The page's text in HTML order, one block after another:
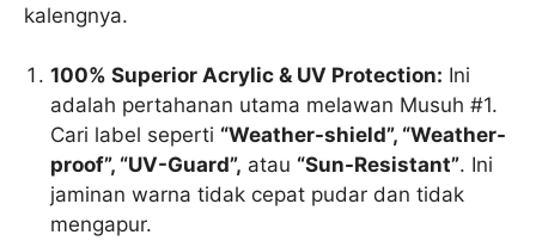
kalengnya.
100% Superior Acrylic & UV Protection: Ini
adalah pertahanan utama melawan Musuh #1.
Cari label seperti “Weather-shield”, “Weather-
proof”, “UV-Guard”, atau “Sun-Resistant”. Ini
jaminan warna tidak cepat pudar dan tidak
mengapur.